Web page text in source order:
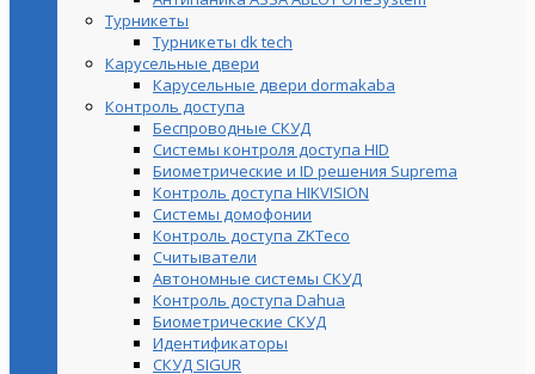
Турникеты
Турникеты dk tech
Карусельные двери
Карусельные двери dormakaba
Контроль доступа
Беспроводные СКУД
Системы контроля доступа HID
Биометрические и ID решения Suprema
Контроль доступа HIKVISION
Системы домофонии
Контроль доступа ZKTeco
Считыватели
Автономные системы СКУД
Контроль доступа Dahua
Биометрические СКУД
Идентификаторы
СКУД SIGUR